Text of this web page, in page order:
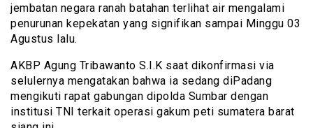
jembatan negara ranah batahan terlihat air mengalami
penurunan kepekatan yang signifikan sampai Minggu 03
Agustus lalu.
AKBP Agung Tribawanto S.I.K saat dikonfirmasi via
selulernya mengatakan bahwa ia sedang diPadang
mengikuti rapat gabungan dipolda Sumbar dengan
institusi TNI terkait operasi gakum peti sumatera barat